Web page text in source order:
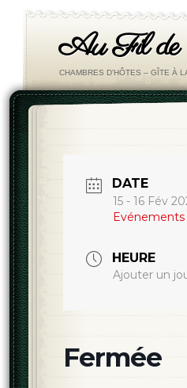
Au Fil de
CHAMBRES D'HÔTES – GÎTE À
DATE
15 - 16 Fév
Evénements
HEURE
Ajouter un
Fermée